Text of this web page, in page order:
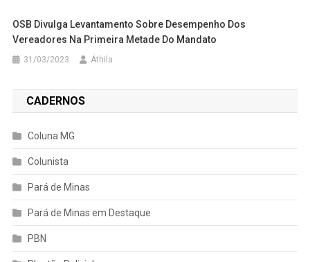
OSB Divulga Levantamento Sobre Desempenho Dos
Vereadores Na Primeira Metade Do Mandato
31/03/2023 Áthila
CADERNOS
Coluna MG
Colunista
Pará de Minas
Pará de Minas em Destaque
PBN